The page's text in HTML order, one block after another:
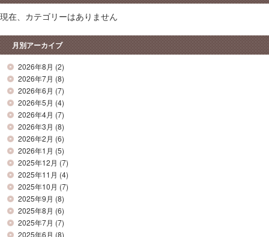
現在、カテゴリーはありません
月別アーカイブ
2026年8月 (2)
2026年7月 (8)
2026年6月 (7)
2026年5月 (4)
2026年4月 (7)
2026年3月 (8)
2026年2月 (6)
2026年1月 (5)
2025年12月 (7)
2025年11月 (4)
2025年10月 (7)
2025年9月 (8)
2025年8月 (6)
2025年7月 (7)
2025年6月 (8)